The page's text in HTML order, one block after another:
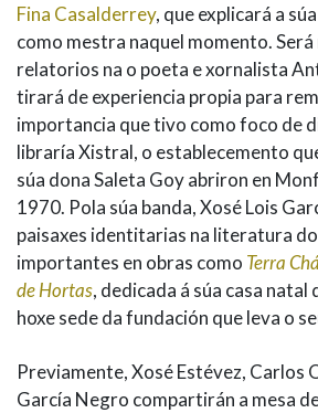
Fina Casalderrey, que explicará a
como mestra naquel momento. Será
relatorios na o poeta e xornalista
tirará de experiencia propia para
importancia que tivo como foco de
libraría Xistral, o establecemento
súa dona Saleta Goy abriron en
1970. Pola súa banda, Xosé Lois
paisaxes identitarias na literatura
importantes en obras como Terra Chá
de Hortas, dedicada á súa casa natal
hoxe sede da fundación que leva o
Previamente, Xosé Estévez, Carlos
García Negro compartirán a mesa